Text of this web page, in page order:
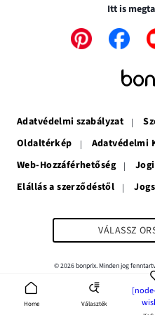
Home Választék
megItt is
A
A
új
ablakban
Adatvédelmi szabályzat
Oldaltérkép
Adatvédelmi
Web-Hozzáférhetőség
Elállás a szerződéstől
VÁLASSZ
© 2026 bonprix. Minden jog